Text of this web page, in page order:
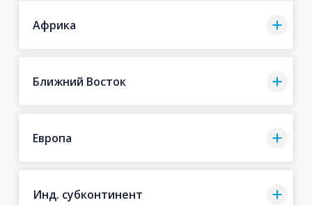
Африка
Ближний Восток
Европа
Инд. субконтинент